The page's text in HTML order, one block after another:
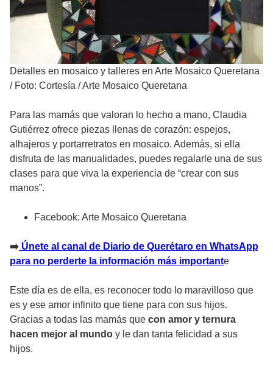
Detalles en mosaico y talleres en Arte Mosaico Queretana
/ Foto: Cortesía / Arte Mosaico Queretana
Para las mamás que valoran lo hecho a mano, Claudia
Gutiérrez ofrece piezas llenas de corazón: espejos,
alhajeros y portarretratos en mosaico. Además, si ella
disfruta de las manualidades, puedes regalarle una de sus
clases para que viva la experiencia de “crear con sus
manos”.
Facebook: Arte Mosaico Queretana
➡️ Únete al canal de Diario de Querétaro en WhatsApp
para no perderte la información más importante
Este día es de ella, es reconocer todo lo maravilloso que
es y ese amor infinito que tiene para con sus hijos.
Gracias a todas las mamás que con amor y ternura
hacen mejor al mundo y le dan tanta felicidad a sus
hijos.